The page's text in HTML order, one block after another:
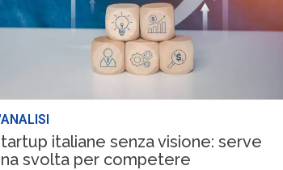
italiane senza visione: serve
svolta per competere